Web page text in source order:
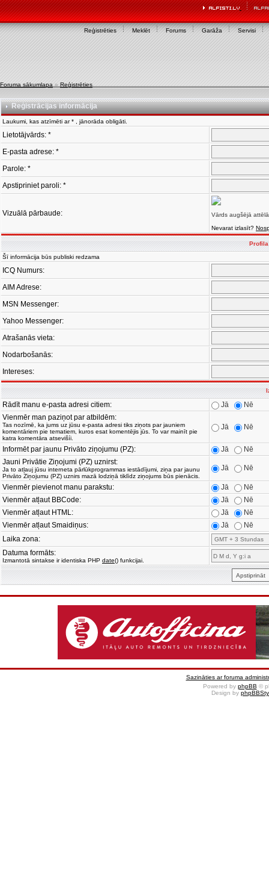
Reģistrēties Meklēt Forums Garāža Servisi
Foruma sākumlapa » Reģistrēties
Reģistrācijas informācija
Laukumi, kas atzīmēti ar * , jānorāda obligāti.
Lietotājvārds: *
E-pasta adrese: *
Parole: *
Apstipriniet paroli: *
Vizuālā pārbaude: Vārds augšējā
Nevarat izlasīt?
Šī informācija būs publiski redzama
ICQ Numurs:
AIM Adrese:
MSN Messenger:
Yahoo Messenger:
Atrašanās vieta:
Nodarbošanās:
Intereses:
Rādīt manu e-pasta adresi citiem: Jā
Nē
Vienmēr man paziņot par atbildēm:
Tas nozīmē, ka jums uz jūsu e-pasta adresi tiks ziņots par jauniem
komentāriem pie tematiem, kuros esat komentējis jūs. To var mainīt pie
katra komentāra atsevišíi.
Jā Nē
Informēt par jaunu Privāto ziņojumu (PZ): Jā
Nē
Jauni Privātie Ziņojumi (PZ) uznirst:
Ja to atļauj jūsu interneta pārlūkprogrammas iestādījumi, ziņa par jaunu
Privāto Ziņojumu (PZ) uznirs mazā lodziņā tiklīdz ziņojums būs pienācis.
Jā Nē
Vienmēr pievienot manu parakstu: Jā
Nē
Vienmēr atļaut BBCode:
Jā
Nē
Vienmēr atļaut HTML:
Jā
Nē
Vienmēr atļaut Smaidiņus:
Jā
Nē
Laika zona:
Datuma formāts:
Izmantotā sintakse ir identiska PHP date() funkcijai.
Sazināties ar foruma
Powered by phpBB ©
Design by